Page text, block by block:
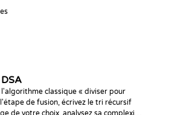
analysez sa complexité O(n + k) et
défis de programmation.
classique « diviser pour
de fusion, écrivez le tri récursif
de votre choix, analysez sa complexité